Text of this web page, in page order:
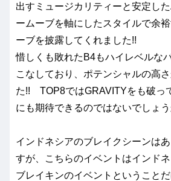
出すミュージカリティーと安定し
ームーブを軸にしたスタイルで余
ーブを披露してくれました!!
惜しくも敗れたB4もハイレベルな
こなしており、ポテンシャルの高
た!! TOP8ではGRAVITYをも破っ
にも期待できるのではないでしょ
インドネシアのブレイクシーンは
すが、こちらのイベントはインド
ブレイキンのイベントということ